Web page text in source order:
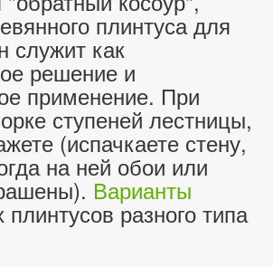
плинтуса для
служит как
решение и
применение. При
ступеней лестницы,
(испачкаете стену,
на ней обои или
Варианты
разного типа